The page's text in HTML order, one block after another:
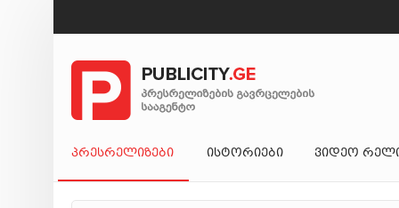
ᲞᲠᲔᲡᲠᲔᲚᲘᲖᲔᲑᲘ ᲘᲡᲢᲝᲠᲘᲔᲑᲘ ᲕᲘᲓᲔᲝ